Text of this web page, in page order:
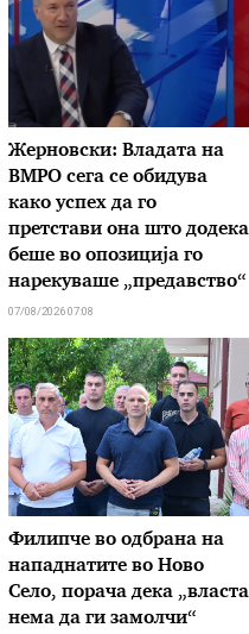
Жерновски: Владата на
ВМРО сега се обидува
како успех да го
претстави она што додека
беше во опозиција го
нарекуваше „предавство“
07/08/2026 07:08
Филипче во одбрана на
нападнатите во Ново
Село, порача дека „власта
нема да ги замолчи“